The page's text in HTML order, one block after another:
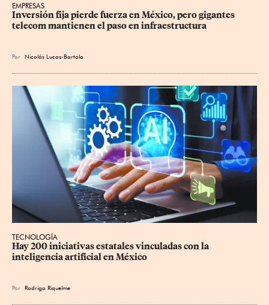
EMPRESAS
Inversión fija pierde fuerza en México, pero gigantes
telecom mantienen el paso en infraestructura
Por Nicolás Lucas-Bartolo
TECNOLOGÍA
Hay 200 iniciativas estatales vinculadas con la
inteligencia artificial en México
Por Rodrigo Riquelme